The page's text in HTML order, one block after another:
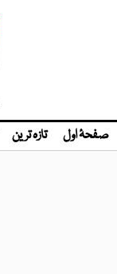
صفحۂ اول تازہ ترین